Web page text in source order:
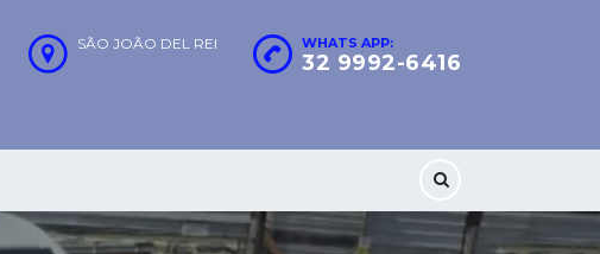
WHATS APP:
32 9992-6416
SÃO JOÃO DEL REI